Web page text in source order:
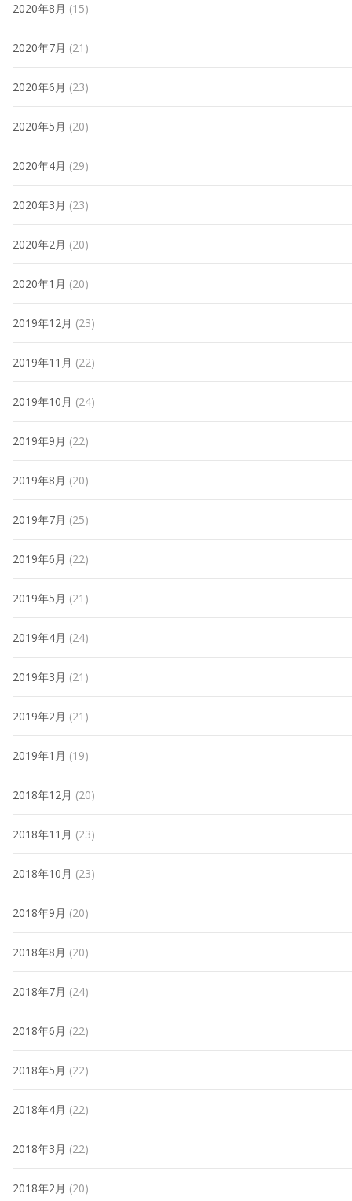
2020年8月 (15)
2020年7月 (21)
2020年6月 (23)
2020年5月 (20)
2020年4月 (29)
2020年3月 (23)
2020年2月 (20)
2020年1月 (20)
2019年12月 (23)
2019年11月 (22)
2019年10月 (24)
2019年9月 (22)
2019年8月 (20)
2019年7月 (25)
2019年6月 (22)
2019年5月 (21)
2019年4月 (24)
2019年3月 (21)
2019年2月 (21)
2019年1月 (19)
2018年12月 (20)
2018年11月 (23)
2018年10月 (23)
2018年9月 (20)
2018年8月 (20)
2018年7月 (24)
2018年6月 (22)
2018年5月 (22)
2018年4月 (22)
2018年3月 (22)
2018年2月 (20)